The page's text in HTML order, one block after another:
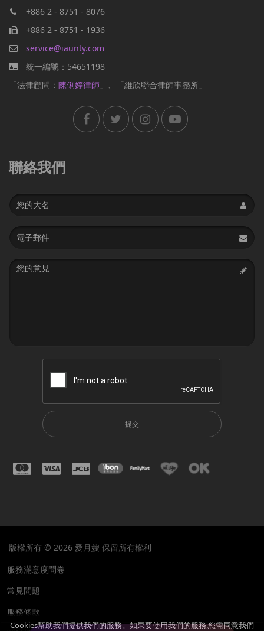
+886 2 - 8751 - 8076
+886 2 - 8751 - 1936
service@iaunty.com
統一編號：54651198
「法律顧問： 陳俐婷律師 」、「維欣聯合律師事務所」
聯絡我們
Name
Email
address
Message
提交
版權所有 © 2026 愛月嫂 保留所有權利
服務滿意度問卷
常見問題
服務條款
Cookies幫助我們提供我們的服務。如果要使用我們的服務,您需同意我們